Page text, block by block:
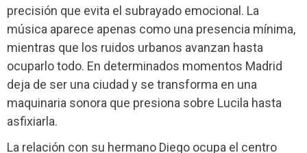
precisión que evita el subrayado emocional. La
música aparece apenas como una presencia mínima,
mientras que los ruidos urbanos avanzan hasta
ocuparlo todo. En determinados momentos Madrid
deja de ser una ciudad y se transforma en una
maquinaria sonora que presiona sobre Lucila hasta
asfixiarla.
La relación con su hermano Diego ocupa el centro